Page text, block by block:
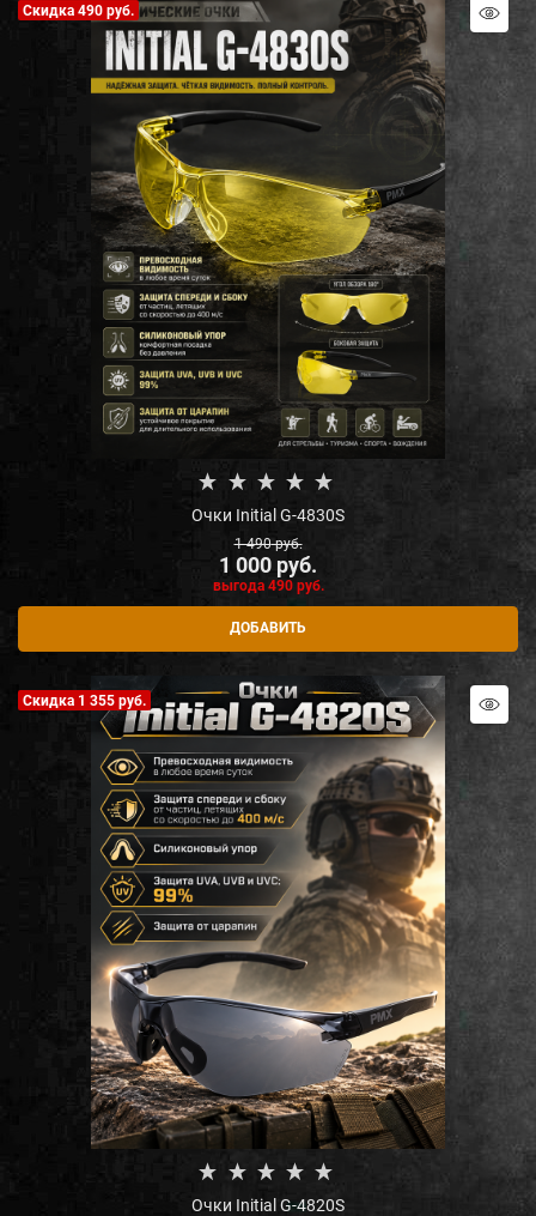
Скидка 490 руб.
Очки Initial G-4830S
1 490 руб.
1 000 руб.
выгода 490 руб.
ДОБАВИТЬ
Скидка 1 355 руб.
Очки Initial G-4820S